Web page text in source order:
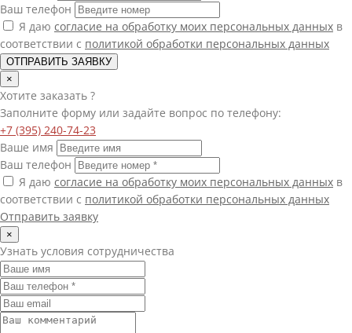
Ваш телефон
Я даю согласие на обработку моих персональных данных в
соответствии с политикой обработки персональных данных
ОТПРАВИТЬ ЗАЯВКУ
×
Хотите заказать ?
Заполните форму или задайте вопрос по телефону:
+7 (395) 240-74-23
Ваше имя
Ваш телефон
Я даю согласие на обработку моих персональных данных в
соответствии с политикой обработки персональных данных
Отправить заявку
×
Узнать условия сотрудничества